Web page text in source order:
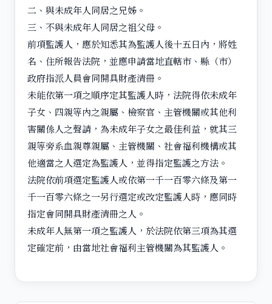
二、與未成年人同居之兄姊。
三、不與未成年人同居之祖父母。
前項監護人，應於知悉其為監護人後十五日內，將姓
名、住所報告法院，並應申請當地直轄市、縣（市）
政府指派人員會同開具財產清冊。
未能依第一項之順序定其監護人時，法院得依未成年
子女、四親等內之親屬、檢察官、主管機關或其他利
害關係人之聲請，為未成年子女之最佳利益，就其三
親等旁系血親尊親屬、主管機關、社會福利機構或其
他適當之人選定為監護人，並得指定監護之方法。
法院依前項選定監護人或依第一千一百零六條及第一
千一百零六條之一另行選定或改定監護人時，應同時
指定會同開具財產清冊之人。
未成年人無第一項之監護人，於法院依第三項為其選
定確定前，由當地社會福利主管機關為其監護人。